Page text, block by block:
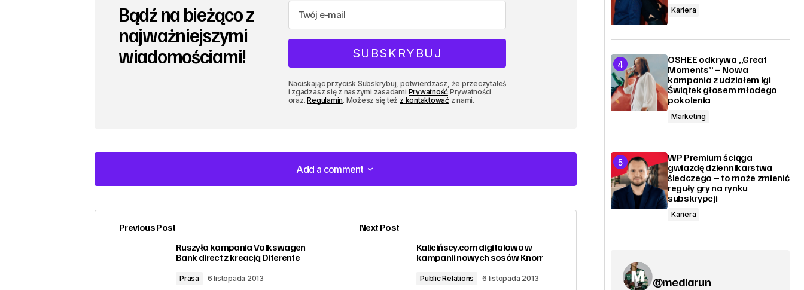
Bądź na bieżąco z
najważniejszymi
wiadomościami!
Naciskając przycisk Subskrybuj, potwierdzasz, że przeczytałeś
i zgadzasz się z naszymi zasadami Prywatność Prywatności
oraz.Regulamin. Możesz się też z kontaktowaćz nami.
Add a comment
Add a comment
zalogować
Previous Post
Ruszyła kampania Volkswagen
Bank direct z kreacją Diferente
Prasa 6 listopada 2013
Next Post
Kalicińscy.com digitalowo w
kampanii nowych sosów Knorr
Public Relations 6 listopada 2013
Kariera
OSHEE odkrywa „Great
Moments” – Nowa
kampania z udziałem Igi
Świątek głosem młodego
pokolenia
Marketing
WP Premium ściąga
gwiazdę dziennikarstwa
śledczego – to może zmienić
reguły gry na rynku
subskrypcji
Kariera
@mediarun